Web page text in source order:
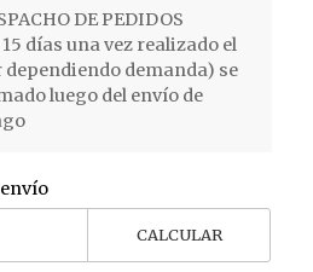
DE PEDIDOS
días una vez realizado el
demanda) se
luego del envío de
CALCULAR